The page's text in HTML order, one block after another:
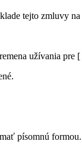
tejto zmluvy
užívania pre
písomnú